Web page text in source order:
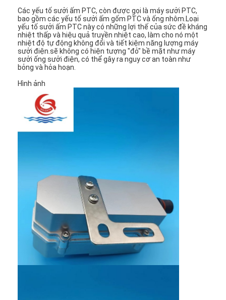
Các yếu tố sưởi ấm PTC, còn được gọi là máy sưởi PTC,
bao gồm các yếu tố sưởi ấm gốm PTC và ống nhôm.Loại
yếu tố sưởi ấm PTC này có những lợi thế của sức đề kháng
nhiệt thấp và hiệu quả truyền nhiệt cao, làm cho nó một
nhiệt độ tự động không đổi và tiết kiệm năng lượng máy
sưởi điện.sẽ không có hiện tượng "đỏ" bề mặt như máy
sưởi ống sưởi điện, có thể gây ra nguy cơ an toàn như
bỏng và hỏa hoạn.
Hình ảnh